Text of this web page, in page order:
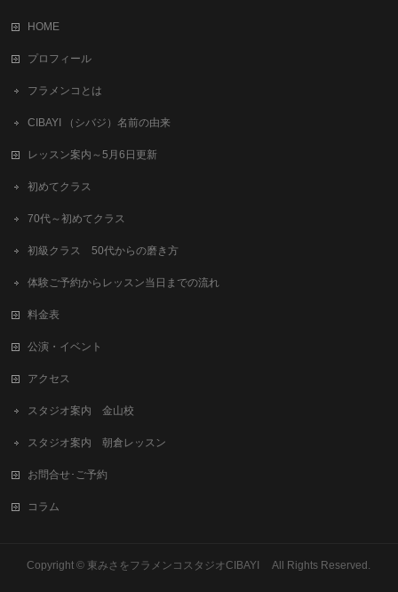
HOME
プロフィール
フラメンコとは
CIBAYI （シバジ）名前の由来
レッスン案内～5月6日更新
初めてクラス
70代～初めてクラス
初級クラス 50代からの磨き方
体験ご予約からレッスン当日までの流れ
料金表
公演・イベント
アクセス
スタジオ案内 金山校
スタジオ案内 朝倉レッスン
お問合せ･ご予約
コラム
Copyright © 東みさをフラメンコスタジオCIBAYI All Rights Reserved.